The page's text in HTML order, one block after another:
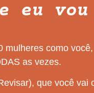
eu
como
as vezes.
que você